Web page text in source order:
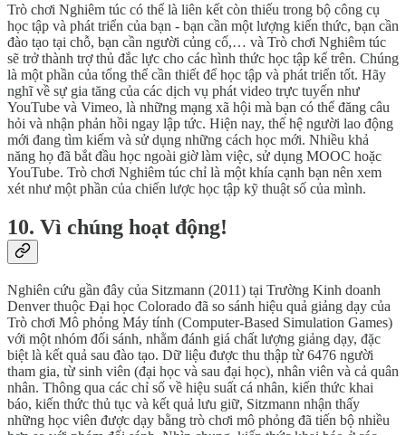
Trò chơi Nghiêm túc có thể là liên kết còn thiếu trong bộ công cụ
học tập và phát triển của bạn - bạn cần một lượng kiến thức, bạn cần
đào tạo tại chỗ, bạn cần người củng cố,… và Trò chơi Nghiêm túc
sẽ trở thành trợ thủ đắc lực cho các hình thức học tập kể trên. Chúng
là một phần của tổng thể cần thiết để học tập và phát triển tốt. Hãy
nghĩ về sự gia tăng của các dịch vụ phát video trực tuyến như
YouTube và Vimeo, là những mạng xã hội mà bạn có thể đăng câu
hỏi và nhận phản hồi ngay lập tức. Hiện nay, thế hệ người lao động
mới đang tìm kiếm và sử dụng những cách học mới. Nhiều khả
năng họ đã bắt đầu học ngoài giờ làm việc, sử dụng MOOC hoặc
YouTube. Trò chơi Nghiêm túc chỉ là một khía cạnh bạn nên xem
xét như một phần của chiến lược học tập kỹ thuật số của mình.
10. Vì chúng hoạt động!
Nghiên cứu gần đây của Sitzmann (2011) tại Trường Kinh doanh
Denver thuộc Đại học Colorado đã so sánh hiệu quả giảng dạy của
Trò chơi Mô phỏng Máy tính (Computer-Based Simulation Games)
với một nhóm đối sánh, nhằm đánh giá chất lượng giảng dạy, đặc
biệt là kết quả sau đào tạo. Dữ liệu được thu thập từ 6476 người
tham gia, từ sinh viên (đại học và sau đại học), nhân viên và cả quân
nhân. Thông qua các chỉ số về hiệu suất cá nhân, kiến thức khai
báo, kiến thức thủ tục và kết quả lưu giữ, Sitzmann nhận thấy
những học viên được dạy bằng trò chơi mô phỏng đã tiến bộ nhiều